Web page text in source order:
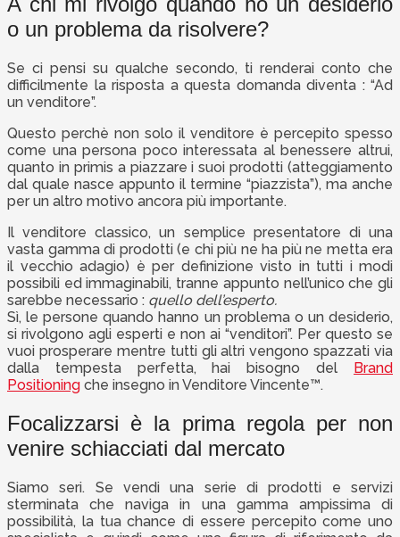
o un problema da risolvere?
Se ci pensi su qualche secondo, ti renderai conto che
difficilmente la risposta a questa domanda diventa : “Ad
un venditore”.
Questo perchè non solo il venditore è percepito spesso
come una persona poco interessata al benessere altrui,
quanto in primis a piazzare i suoi prodotti (atteggiamento
dal quale nasce appunto il termine “piazzista”), ma anche
per un altro motivo ancora più importante.
Il venditore classico, un semplice presentatore di una
vasta gamma di prodotti (e chi più ne ha più ne metta era
il vecchio adagio) è per definizione visto in tutti i modi
possibili ed immaginabili, tranne appunto nell’unico che gli
sarebbe necessario : quello dell’esperto.
Sì, le persone quando hanno un problema o un desiderio,
si rivolgono agli esperti e non ai “venditori”. Per questo se
vuoi prosperare mentre tutti gli altri vengono spazzati via
dalla tempesta perfetta, hai bisogno del
Brand
Positioning che insegno in Venditore Vincente™.
Focalizzarsi è la prima regola per non
venire schiacciati dal mercato
Siamo seri. Se vendi una serie di prodotti e servizi
sterminata che naviga in una gamma ampissima di
possibilità, la tua chance di essere percepito come uno